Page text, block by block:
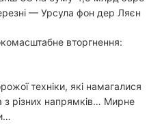
— Урсула фон дер Ляєн
вторгнення:
техніки, які намагалися
з різних напрямків… Мирне